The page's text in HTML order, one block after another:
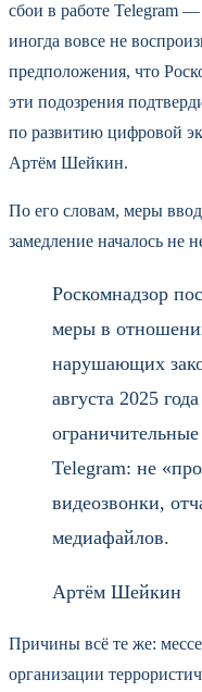
сбои в работе Telegram
иногда вовсе не
предположения, что
эти подозрения
по развитию цифровой
Артём Шейкин.
По его словам, меры
замедление началось не
Роскомнадзор
меры в
нарушающих
августа 2025
Telegram: не
видеозвонки,
медиафайлов.
Артём Шейкин
Причины всё те же:
организации